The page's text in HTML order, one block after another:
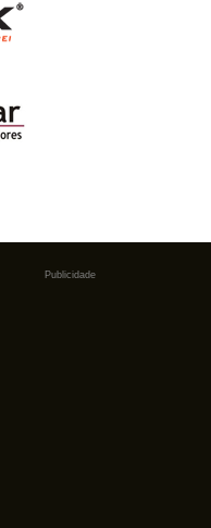
Publicidade